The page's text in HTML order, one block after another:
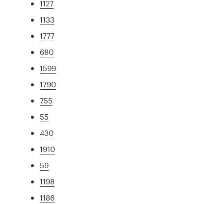
1127
1133
1777
680
1599
1790
755
55
430
1910
59
1198
1186